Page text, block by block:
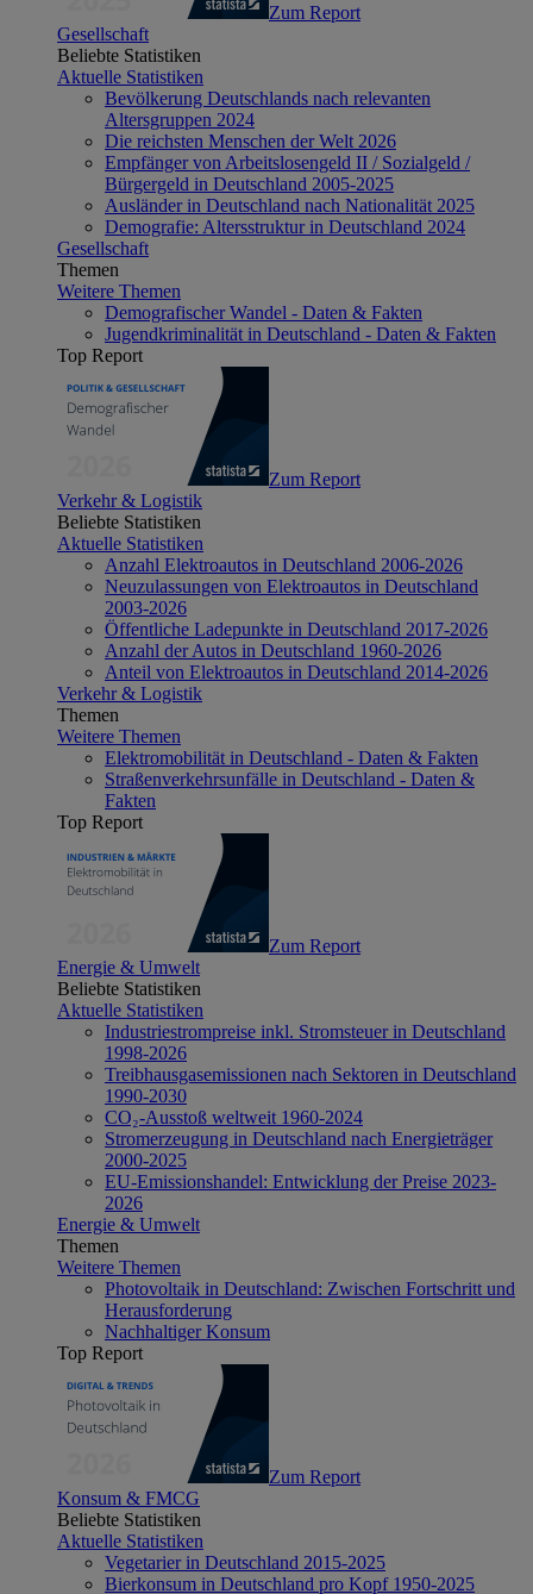
Zum Report
Gesellschaft
Beliebte Statistiken
Aktuelle Statistiken
Bevölkerung Deutschlands nach relevanten
Altersgruppen 2024
Die reichsten Menschen der Welt 2026
Empfänger von Arbeitslosengeld II / Sozialgeld /
Bürgergeld in Deutschland 2005-2025
Ausländer in Deutschland nach Nationalität 2025
Demografie: Altersstruktur in Deutschland 2024
Gesellschaft
Themen
Weitere Themen
Demografischer Wandel - Daten & Fakten
Jugendkriminalität in Deutschland - Daten & Fakten
Top Report
Zum Report
Verkehr & Logistik
Beliebte Statistiken
Aktuelle Statistiken
Anzahl Elektroautos in Deutschland 2006-2026
Neuzulassungen von Elektroautos in Deutschland
2003-2026
Öffentliche Ladepunkte in Deutschland 2017-2026
Anzahl der Autos in Deutschland 1960-2026
Anteil von Elektroautos in Deutschland 2014-2026
Verkehr & Logistik
Themen
Weitere Themen
Elektromobilität in Deutschland - Daten & Fakten
Straßenverkehrsunfälle in Deutschland - Daten &
Fakten
Top Report
Zum Report
Energie & Umwelt
Beliebte Statistiken
Aktuelle Statistiken
Industriestrompreise inkl. Stromsteuer in Deutschland
1998-2026
Treibhausgasemissionen nach Sektoren in Deutschland
1990-2030
CO₂-Ausstoß weltweit 1960-2024
Stromerzeugung in Deutschland nach Energieträger
2000-2025
EU-Emissionshandel: Entwicklung der Preise 2023-
2026
Energie & Umwelt
Themen
Weitere Themen
Photovoltaik in Deutschland: Zwischen Fortschritt und
Herausforderung
Nachhaltiger Konsum
Top Report
Zum Report
Konsum & FMCG
Beliebte Statistiken
Aktuelle Statistiken
Vegetarier in Deutschland 2015-2025
Bierkonsum in Deutschland pro Kopf 1950-2025